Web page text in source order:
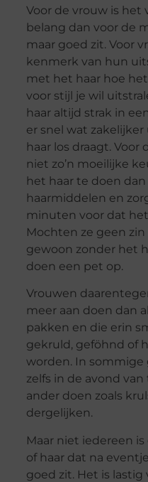
Voor de vrouw is het
belang dan voor de
maar goed zit. Voor
kenmerk van hun
met het haar hoe
voor stijl je wil
haar altijd strak in
er snel wat
haar los draagt.
niet zo’n moeilijke
het haar te doen
haarmiddelen en
minuten voor dat
Mochten ze geen
gewoon zonder het
doen een pet op.
Vrouwen
meer aan doen dan
pakken en die erin
gekruld, geföhnd of
worden. In sommige
zelfs in de avond
ander doen zoals
dergelijken.
Maar niet iedereen
of haar dat na
goed zit. Het is